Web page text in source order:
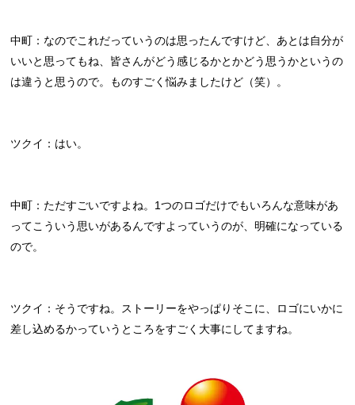
中町：なのでこれだっていうのは思ったんですけど、あとは自分が
いいと思ってもね、皆さんがどう感じるかとかどう思うかというの
は違うと思うので。ものすごく悩みましたけど（笑）。
ツクイ：はい。
中町：ただすごいですよね。1つのロゴだけでもいろんな意味があ
ってこういう思いがあるんですよっていうのが、明確になっている
ので。
ツクイ：そうですね。ストーリーをやっぱりそこに、ロゴにいかに
差し込めるかっていうところをすごく大事にしてますね。